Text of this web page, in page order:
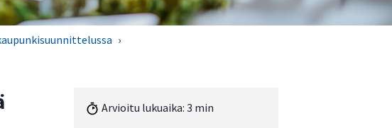
›
Arvioitu lukuaika: 3 min